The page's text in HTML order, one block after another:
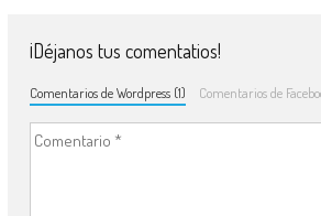
¡Déjanos tus comentatios!
Comentarios de Wordpress (1) Comentarios de